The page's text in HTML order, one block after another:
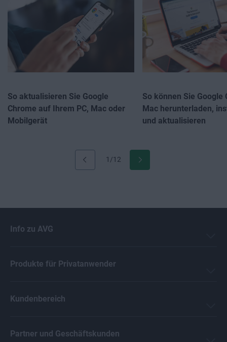
1/12
So aktualisieren Sie Google
Chrome auf Ihrem PC, Mac oder
Mobilgerät
So können Sie Google
Mac herunterladen,
und aktualisieren
Info zu AVG
Produkte für Privatanwender
Kundenbereich
Partner und Geschäftskunden